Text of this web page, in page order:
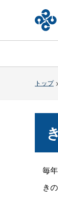
トップ>
毎年
き